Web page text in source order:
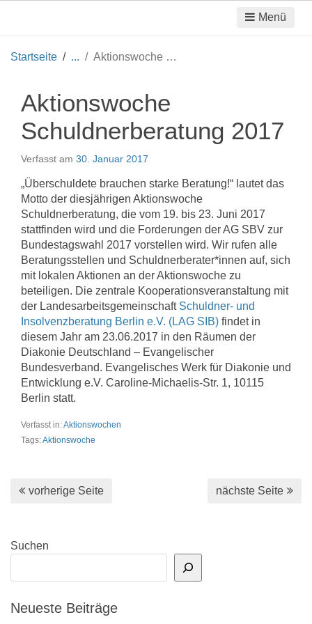
Menü
Startseite Aktionswoche Schuldnerberatung 2017
Aktionswoche
Schuldnerberatung 2017
Verfasst am 30. Januar 2017
„Überschuldete brauchen starke Beratung!“ lautet das
Motto der diesjährigen Aktionswoche
Schuldnerberatung, die vom 19. bis 23. Juni 2017
stattfinden wird und die Forderungen der AG SBV zur
Bundestagswahl 2017 vorstellen wird. Wir rufen alle
Beratungsstellen und Schuldnerberater*innen auf, sich
mit lokalen Aktionen an der Aktionswoche zu
beteiligen. Die zentrale Kooperationsveranstaltung mit
der Landesarbeitsgemeinschaft Schuldner- und
Insolvenzberatung Berlin e.V. (LAG SIB) findet in
diesem Jahr am 23.06.2017 in den Räumen der
Diakonie Deutschland – Evangelischer
Bundesverband. Evangelisches Werk für Diakonie und
Entwicklung e.V. Caroline-Michaelis-Str. 1, 10115
Berlin statt.
Verfasst in:Aktionswochen
Tags:Aktionswoche
vorherige Seite nächste Seite
Suchen
Neueste Beiträge